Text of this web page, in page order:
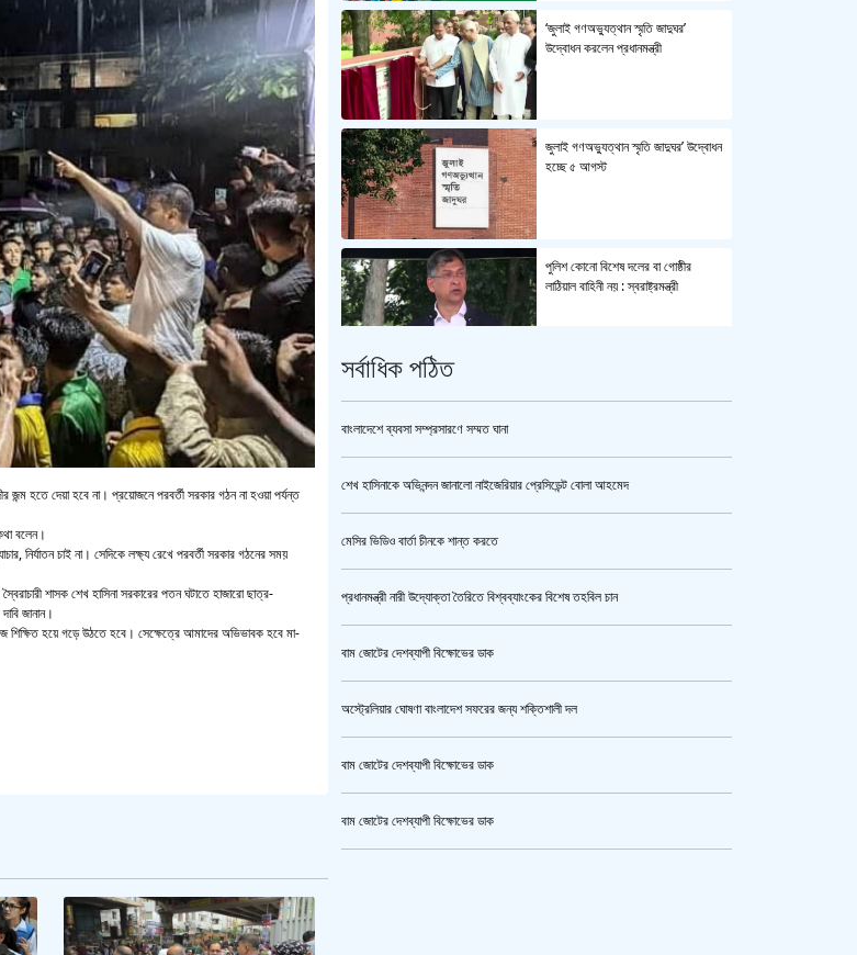
জন্ম হতে দেয়া হবে না। প্রয়োজনে পরবর্তী সরকার গঠন না হওয়া পর্যন্ত
বলেন।
চাই না। সেদিকে লক্ষ্য রেখে পরবর্তী সরকার গঠনের সময়
শাসক শেখ হাসিনা সরকারের পতন ঘটাতে হাজারো ছাত্র-
জানান।
শিক্ষিত হয়ে গড়ে উঠতে হবে। সেক্ষেত্রে আমাদের অভিভাবক হবে মা-
‘জুলাই গণঅভ্যুত্থান স্মৃতি জাদুঘর’
উদ্বোধন করলেন প্রধানমন্ত্রী
জুলাই গণঅভ্যুত্থান স্মৃতি জাদুঘর’ উদ্বোধন
হচ্ছে ৫ আগস্ট
পুলিশ কোনো বিশেষ দলের বা গোষ্ঠীর
লাঠিয়াল বাহিনী নয় : স্বরাষ্ট্রমন্ত্রী
কী কারণে ইরানে অভিযান স্থগিত
হেপাটাইটিসমুক্ত বাংলাদেশ গড়ে তুলতে
সর্বাধিক পঠিত
বাংলাদেশে ব্যবসা সম্প্রসারণে সম্মত ঘানা
শেখ হাসিনাকে অভিনন্দন জানালো নাইজেরিয়ার প্রেসিডেন্ট বোলা আহমেদ
মেসির ভিডিও বার্তা চীনকে শান্ত করতে
প্রধানমন্ত্রী নারী উদ্যোক্তা তৈরিতে বিশ্বব্যাংকের বিশেষ তহবিল চান
বাম জোটের দেশব্যাপী বিক্ষোভের ডাক
অস্ট্রেলিয়ার ঘোষণা বাংলাদেশ সফরের জন্য শক্তিশালী দল
বাম জোটের দেশব্যাপী বিক্ষোভের ডাক
বাম জোটের দেশব্যাপী বিক্ষোভের ডাক